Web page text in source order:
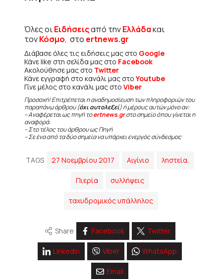
Όλες οιΕιδήσειςαπό τηνΕλλάδακαι
τονΚόσμο, στο ertnews.gr
Διάβασε όλες τις ειδήσεις μας στο Google
Κάνε like στη σελίδα μας στο Facebook
Ακολούθησε μας στο Twitter
Κάνε εγγραφή στο κανάλι μας στοYoutube
Γίνε μέλος στο κανάλι μας στο Viber
Προσοχή! Επιτρέπεται η αναδημοσίευση των πληροφοριών του
παραπάνω άρθρου (όχι αυτολεξεί) ή μέρους αυτών μόνο αν:
– Αναφέρεται ως πηγή τοertnews.grστο σημείο όπου γίνεται η
αναφορά.
– Στο τέλος του άρθρου ως Πηγή
– Σε ένα από τα δύο σημεία να υπάρχει ενεργός σύνδεσμος
TAGS 27 Νοεμβρίου 2017 Αιγίνιο ληστεία.
Πιερία συλλήψεις
ταχυδρομικός υπάλληλος
Share Facebook Twitter
Linkedin Viber WhatsApp
Email